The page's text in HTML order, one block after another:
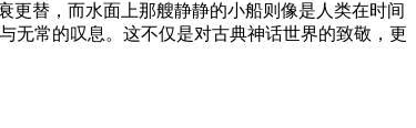
替，而水面上那艘静静的小船则像是人类在时间
无常的叹息。这不仅是对古典神话世界的致敬，更